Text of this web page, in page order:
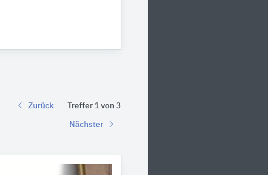
Zurück Treffer 1 von 3
Nächster